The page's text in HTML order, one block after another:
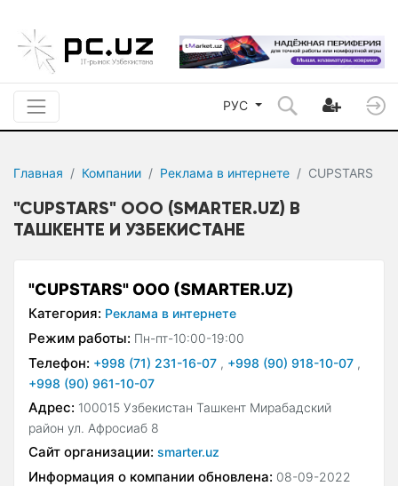
РУС
Главная Компании Реклама в интернете CUPSTARS
"CUPSTARS" ООО (SMARTER.UZ) В
ТАШКЕНТЕ И УЗБЕКИСТАНЕ
"CUPSTARS" ООО (SMARTER.UZ)
Категория: Реклама в интернете
Режим работы: Пн-пт-10:00-19:00
Телефон: +998 (71) 231-16-07 , +998 (90) 918-10-07 ,
+998 (90) 961-10-07
Адрес: 100015 Узбекистан Ташкент Мирабадский
район ул. Афросиаб 8
Сайт организации: smarter.uz
Информация о компании обновлена: 08-09-2022